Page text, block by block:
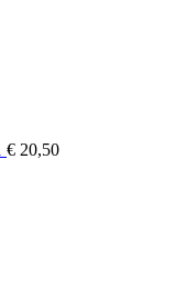
€ 20,50